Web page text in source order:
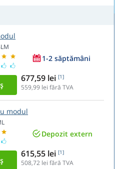
1-2 săptămâni
677,59 lei [1]
559,99 lei fără TVA
modul
Depozit extern
615,55 lei [1]
508,72 lei fără TVA